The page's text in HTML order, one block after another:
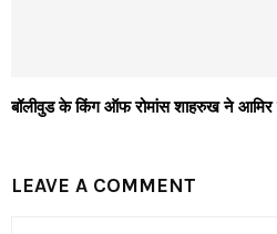
बॉलीवुड के किंग ऑफ रोमांस शाहरुख ने आमिर
LEAVE A COMMENT